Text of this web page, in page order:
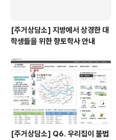
[주거상담소] 지방에서 상경한 대
학생들을 위한 향토학사 안내
[주거상담소] Q6. 우리집이 불법